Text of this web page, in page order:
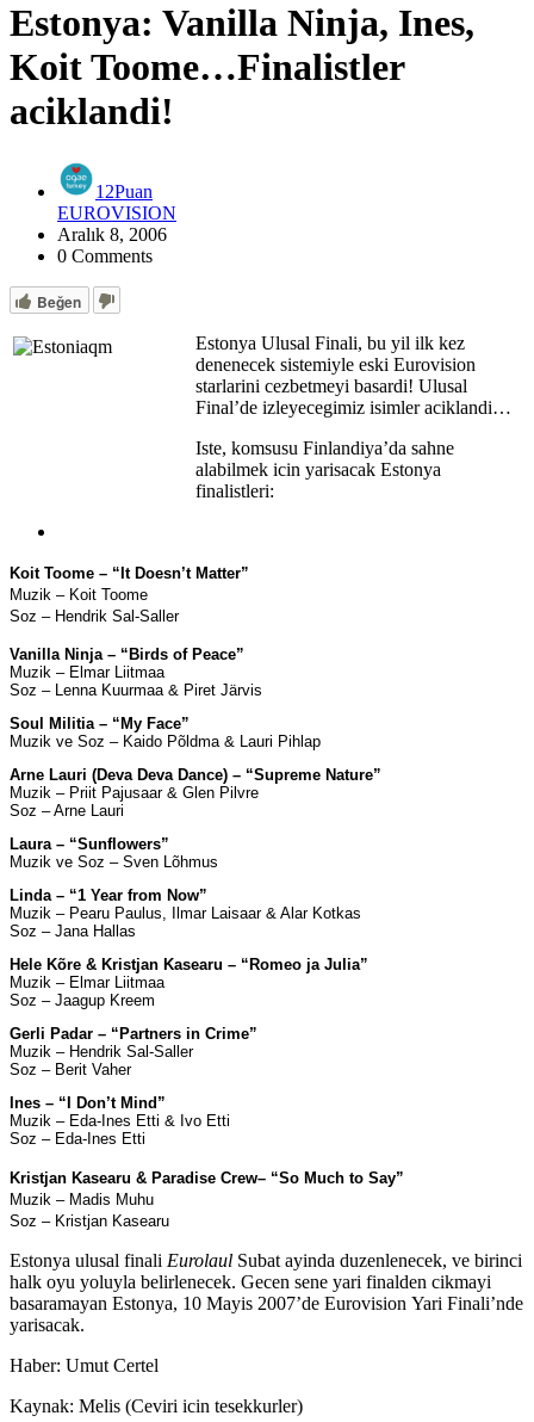
Estonya: Vanilla Ninja, Ines,
Koit Toome…Finalistler
aciklandi!
12Puan
EUROVISION
Aralık 8, 2006
0 Comments
Beğen
Estonya Ulusal Finali, bu yil ilk kez
denenecek sistemiyle eski Eurovision
starlarini cezbetmeyi basardi! Ulusal
Final’de izleyecegimiz isimler aciklandi…
Iste, komsusu Finlandiya’da sahne
alabilmek icin yarisacak Estonya
finalistleri:
Koit Toome – “It Doesn’t Matter”
Muzik – Koit Toome
Soz – Hendrik Sal-Saller
Vanilla Ninja – “Birds of Peace”
Muzik – Elmar Liitmaa
Soz – Lenna Kuurmaa & Piret Järvis
Soul Militia – “My Face”
Muzik ve Soz – Kaido Põldma & Lauri Pihlap
Arne Lauri (Deva Deva Dance) – “Supreme Nature”
Muzik – Priit Pajusaar & Glen Pilvre
Soz – Arne Lauri
Laura – “Sunflowers”
Muzik ve Soz – Sven Lõhmus
Linda – “1 Year from Now”
Muzik – Pearu Paulus, Ilmar Laisaar & Alar Kotkas
Soz – Jana Hallas
Hele Kõre & Kristjan Kasearu – “Romeo ja Julia”
Muzik – Elmar Liitmaa
Soz – Jaagup Kreem
Gerli Padar – “Partners in Crime”
Muzik – Hendrik Sal-Saller
Soz – Berit Vaher
Ines – “I Don’t Mind”
Muzik – Eda-Ines Etti & Ivo Etti
Soz – Eda-Ines Etti
Kristjan Kasearu & Paradise Crew– “So Much to Say”
Muzik – Madis Muhu
Soz – Kristjan Kasearu
Estonya ulusal finali Eurolaul Subat ayinda duzenlenecek, ve birinci
halk oyu yoluyla belirlenecek. Gecen sene yari finalden cikmayi
basaramayan Estonya, 10 Mayis 2007’de Eurovision Yari Finali’nde
yarisacak.
Haber: Umut Certel
Kaynak: Melis (Ceviri icin tesekkurler)